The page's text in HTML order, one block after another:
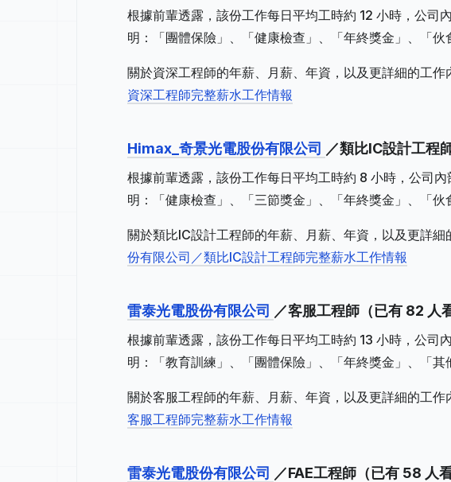
根據前輩透露，該份工作每日平均工時約 12 小時，公司
明：「團體保險」、「健康檢查」、「年終獎金」、「伙
關於資深工程師的年薪、月薪、年資，以及更詳細的工作
資深工程師完整薪水工作情報
Himax_奇景光電股份有限公司 ／類比IC設計工程
根據前輩透露，該份工作每日平均工時約 8 小時，公司
明：「健康檢查」、「三節獎金」、「年終獎金」、「伙
關於類比IC設計工程師的年薪、月薪、年資，以及更詳細
份有限公司／類比IC設計工程師完整薪水工作情報
雷泰光電股份有限公司 ／客服工程師（已有 82 人
根據前輩透露，該份工作每日平均工時約 13 小時，公司
明：「教育訓練」、「團體保險」、「年終獎金」、「其
關於客服工程師的年薪、月薪、年資，以及更詳細的工作
客服工程師完整薪水工作情報
雷泰光電股份有限公司 ／FAE工程師（已有 58 人看